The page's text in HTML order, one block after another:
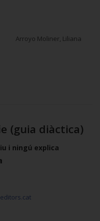
Arroyo Moliner, Liliana
(guia diàctica)
i ningú explica